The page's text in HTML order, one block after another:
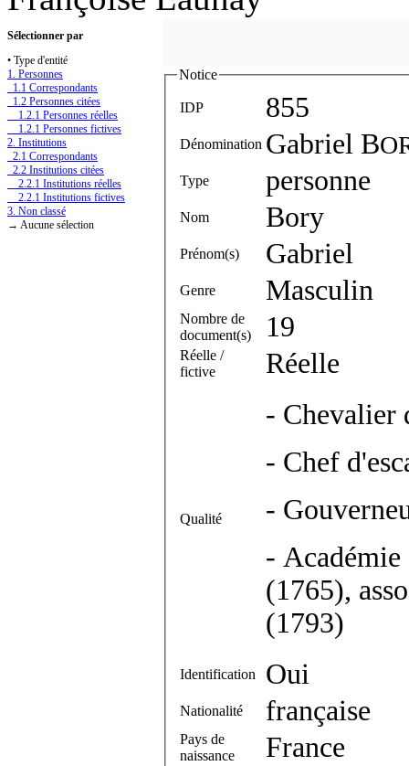
Sélectionner par
• Type d'entité
1. Personnes
1.1 Correspondants
1.2 Personnes citées
1.2.1 Personnes réelles
1.2.1 Personnes fictives
2. Institutions
2.1 Correspondants
2.2 Institutions citées
2.2.1 Institutions réelles
2.2.1 Institutions fictives
3. Non classé
→ Aucune sélection
Notice
IDP 855
Dénomination Gabriel B
Type personne
Nom Bory
Prénom(s) Gabriel
Genre Masculin
Nombre de
document(s)
19
Réelle /
fictive
Réelle
Qualité
- Chevalier
- Chef
-
- Académie
(1765),
(1793)
Identification Oui
Nationalité française
Pays de
naissance
France